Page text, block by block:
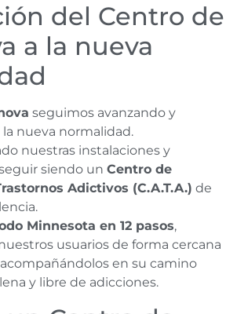
del Centro de
a la nueva
seguimos avanzando y
nueva normalidad.
nuestras instalaciones y
siendo un Centro de
Adictivos (C.A.T.A.) de
Minnesota en 12 pasos,
usuarios de forma cercana
en su camino
y libre de adicciones.